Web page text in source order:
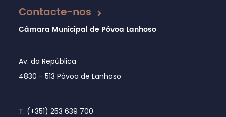
Contacte-nos
Câmara Municipal de Póvoa Lanhoso
Av. da República
4830 - 513 Póvoa de Lanhoso
T. (+351) 253 639 700